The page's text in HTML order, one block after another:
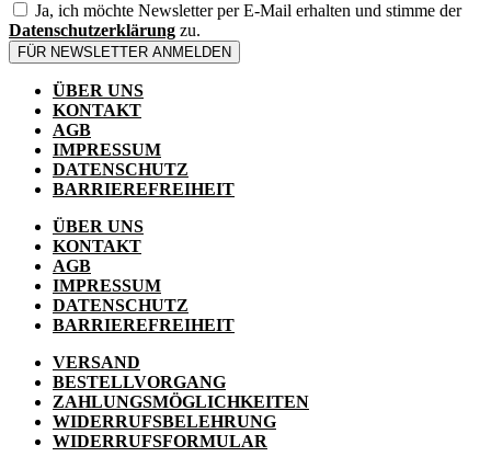
Ja, ich möchte Newsletter per E-Mail erhalten und stimme der
Datenschutzerklärung zu.
FÜR NEWSLETTER ANMELDEN
ÜBER UNS
KONTAKT
AGB
IMPRESSUM
DATENSCHUTZ
BARRIEREFREIHEIT
ÜBER UNS
KONTAKT
AGB
IMPRESSUM
DATENSCHUTZ
BARRIEREFREIHEIT
VERSAND
BESTELLVORGANG
ZAHLUNGSMÖGLICHKEITEN
WIDERRUFSBELEHRUNG
WIDERRUFSFORMULAR